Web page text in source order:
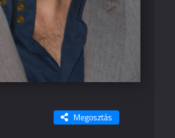
Megosztás